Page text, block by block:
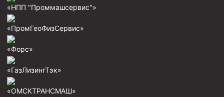
Канаты стальные
Элементы линии обвязки
«НПП "Проммашсервис"»
«ПромГеоФизСервис»
«Форс»
«ГазЛизингТэк»
«ОМСКТРАНСМАШ»